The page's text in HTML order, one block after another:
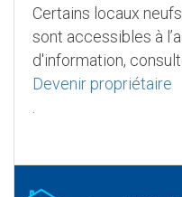
Certains locaux
sont accessibles à
d'information,
Devenir propriétaire